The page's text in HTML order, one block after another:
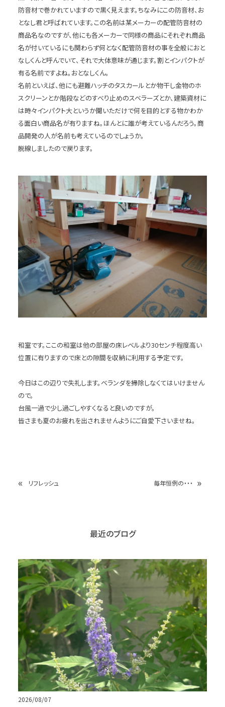
防音材で巻かれていますので黒く見えます。ちなみにこの防音材、お
となし君と呼ばれています。この名前は某メーカーの配管防音材の
商品名なのですが、他にも各メーカーで同様の商品にそれぞれ商品
名が付いているにも関わらず何となく配管防音材の事を全般におと
なしくんと呼んでいて、それで大体意味が通じます。割とインパクトが
有る名前ですよね。おとなしくん。
名前といえば、他にも避難ハッチのタスカールとか物干し金物のホ
スクリーンとか階段などのすべり止めのスベラーズとか、建築資材に
は時々インパクト大というか聞いただけで何を目的とする物かわか
る面白い商品名が有りますね。ほんとに誰が考えているんだろう。商
品開発の人が名前も考えているのでしょうか。
脱線しましたので戻ります。
和室です。ここの和室は他の部屋の床レベルより30センチ程度高い
位置に有りますので床との隙間を収納に利用する予定です。
今日はこの辺りで失礼します。ベランダを掃除しなくてはいけません
ので。
台風一過で少し過ごしやすくなると良いのですが。
皆さまも夏のお疲れを出されませんようにご自愛下さいませね。
« リフレッシュ 毎年恒例の・・・ »
最近のブログ
2026/08/07